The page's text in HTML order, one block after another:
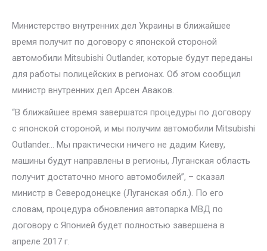
Министерство внутренних дел Украины в ближайшее
время получит по договору с японской стороной
автомобили Mitsubishi Outlander, которые будут переданы
для работы полицейских в регионах. Об этом сообщил
министр внутренних дел Арсен Аваков.
“В ближайшее время завершатся процедуры по договору
с японской стороной, и мы получим автомобили Mitsubishi
Outlander… Мы практически ничего не дадим Киеву,
машины будут направлены в регионы, Луганская область
получит достаточно много автомобилей”, – сказал
министр в Северодонецке (Луганская обл.). По его
словам, процедура обновления автопарка МВД по
договору с Японией будет полностью завершена в
апреле 2017 г.